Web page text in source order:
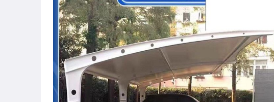
圖書/影音/文具
古董、藝術與礦石
手機、配件與通訊
美容保養與彩妝
電腦、平板與周邊